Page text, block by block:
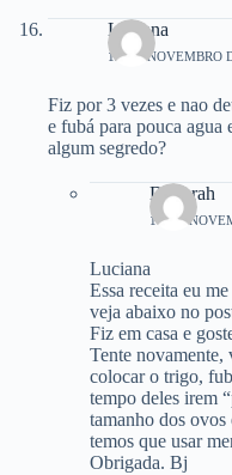
Luciana
12 DE NOVEMBRO
Fiz por 3 vezes e nao
e fubá para pouca
algum segredo?
Deborah
14 DE
Luciana
Essa receita eu
veja abaixo no
Fiz em casa e
Tente novamente,
colocar o trigo,
tempo deles irem
tamanho dos
temos que usar
Obrigada. Bj